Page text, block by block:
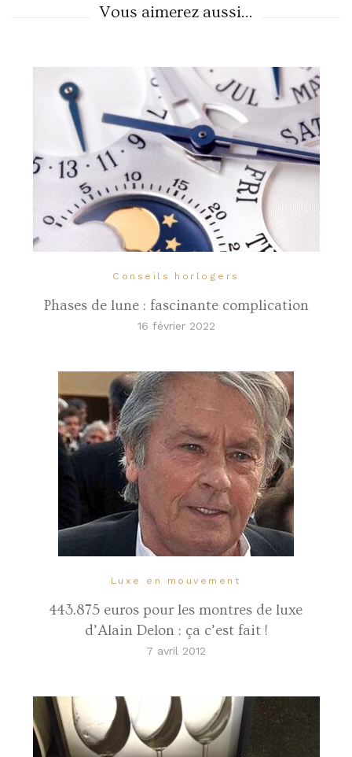
Vous aimerez aussi...
Conseils horlogers
Phases de lune : fascinante complication
16 février 2022
Luxe en mouvement
443.875 euros pour les montres de luxe
d’Alain Delon : ça c’est fait !
7 avril 2012